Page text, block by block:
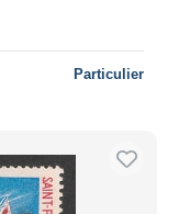
Particulier